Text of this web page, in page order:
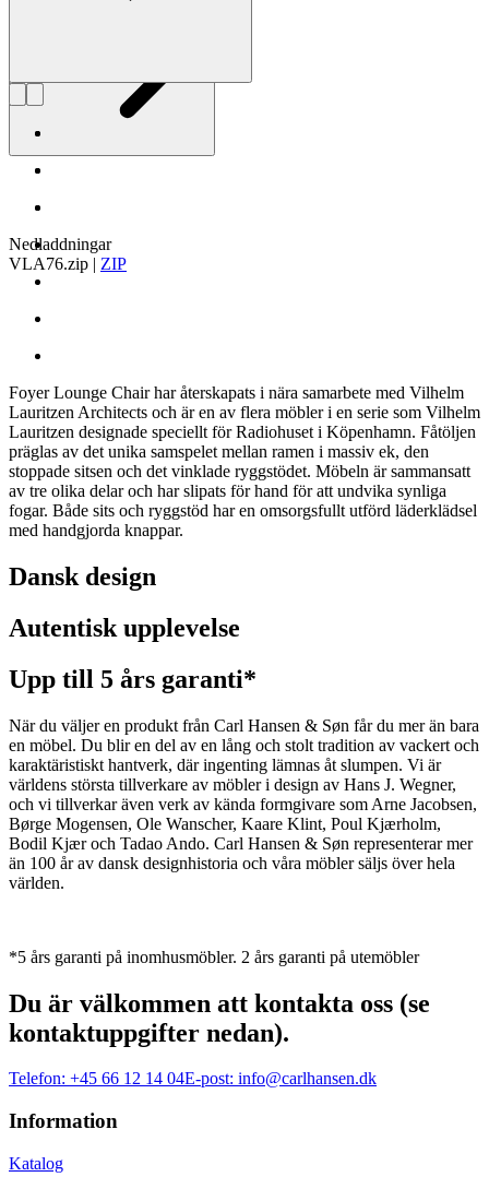
Nedladdningar
VLA76.zip | ZIP
Foyer Lounge Chair har återskapats i nära samarbete med Vilhelm
Lauritzen Architects och är en av flera möbler i en serie som Vilhelm
Lauritzen designade speciellt för Radiohuset i Köpenhamn. Fåtöljen
präglas av det unika samspelet mellan ramen i massiv ek, den
stoppade sitsen och det vinklade ryggstödet. Möbeln är sammansatt
av tre olika delar och har slipats för hand för att undvika synliga
fogar. Både sits och ryggstöd har en omsorgsfullt utförd läderklädsel
med handgjorda knappar.
Dansk design
Autentisk upplevelse
Upp till 5 års garanti*
När du väljer en produkt från Carl Hansen & Søn får du mer än bara
en möbel. Du blir en del av en lång och stolt tradition av vackert och
karaktäristiskt hantverk, där ingenting lämnas åt slumpen. Vi är
världens största tillverkare av möbler i design av Hans J. Wegner,
och vi tillverkar även verk av kända formgivare som Arne Jacobsen,
Børge Mogensen, Ole Wanscher, Kaare Klint, Poul Kjærholm,
Bodil Kjær och Tadao Ando. Carl Hansen & Søn representerar mer
än 100 år av dansk designhistoria och våra möbler säljs över hela
världen.
*5 års garanti på inomhusmöbler. 2 års garanti på utemöbler
Du är välkommen att kontakta oss (se
kontaktuppgifter nedan).
Telefon: +45 66 12 14 04E-post: info@carlhansen.dk
Information
Katalog